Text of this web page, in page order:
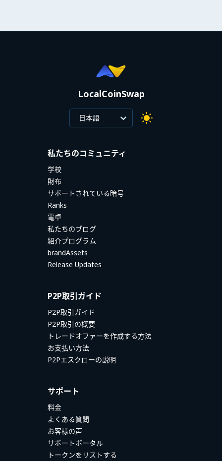
LocalCoinSwap
日本語
私たちのコミュニティ
学校
財布
サポートされている暗号
Ranks
電卓
私たちのブログ
紹介プログラム
brandAssets
Release Updates
P2P取引ガイド
P2P取引ガイド
P2P取引の概要
トレードオファーを作成する方法
お支払い方法
P2Pエスクローの説明
サポート
料金
よくある質問
お客様の声
サポートポータル
トークンをリストする